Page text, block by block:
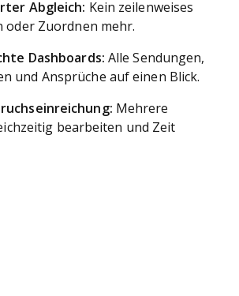
Abgleich: Kein zeilenweises
oder Zuordnen mehr.
Dashboards: Alle Sendungen,
und Ansprüche auf einen Blick.
Mehrere
bearbeiten und Zeit